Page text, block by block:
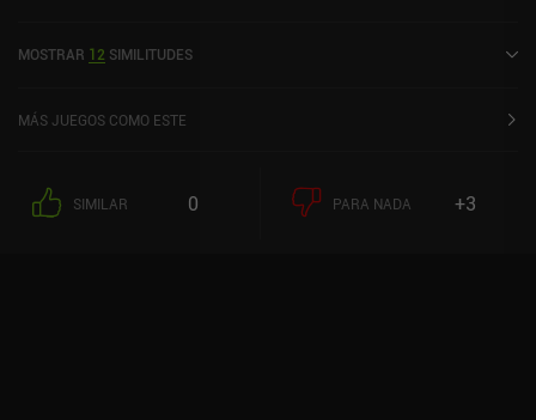
Store de iOS.
MOSTRAR 12 SIMILITUDES
MÁS JUEGOS COMO ESTE
SIMILAR 0 PARA NADA +3